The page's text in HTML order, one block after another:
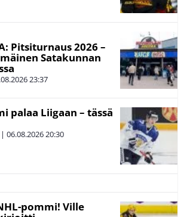
Pitsiturnaus 2026 –
Satakunnan
23:37
palaa Liigaan – tässä
| 06.08.202620:30
pommi! Ville